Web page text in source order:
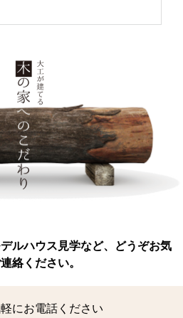
ルハウス見学など、どうぞお気
絡ください。
にお電話ください